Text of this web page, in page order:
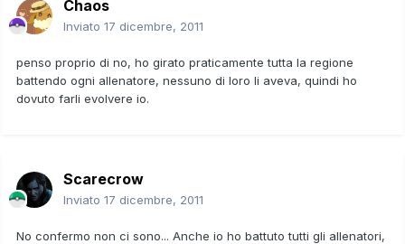
Chaos
Inviato 17 dicembre, 2011
penso proprio di no, ho girato praticamente tutta la regione
battendo ogni allenatore, nessuno di loro li aveva, quindi ho
dovuto farli evolvere io.
Scarecrow
Inviato 17 dicembre, 2011
No confermo non ci sono... Anche io ho battuto tutti gli allenatori,